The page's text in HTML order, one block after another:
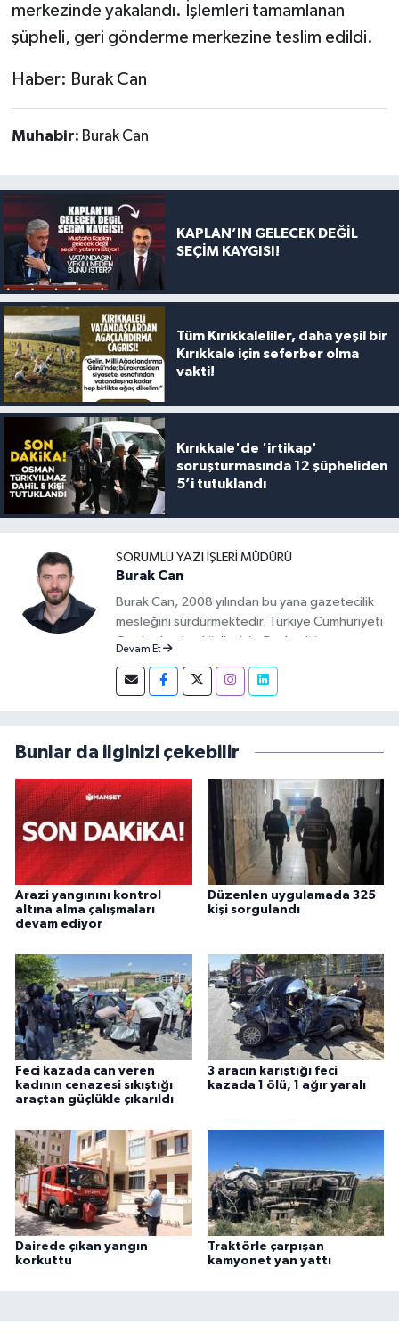
merkezinde yakalandı. İşlemleri tamamlanan
şüpheli, geri gönderme merkezine teslim edildi.
Haber: Burak Can
Muhabir: Burak Can
KAPLAN’IN GELECEK DEĞİL
SEÇİM KAYGISI!
Tüm Kırıkkaleliler, daha yeşil bir
Kırıkkale için seferber olma
vakti!
Kırıkkale'de 'irtikap'
soruşturmasında 12 şüpheliden
5’i tutuklandı
SORUMLU YAZI İŞLERI MÜDÜRÜ
Burak Can
Burak Can, 2008 yılından bu yana gazetecilik
mesleğini sürdürmektedir. Türkiye Cumhuriyeti
Cumhurbaşkanlığı İletişim Başkanlığı
2026 yılları arasında Demirören Haber Ajansı
(DHA) Kırıkkale Muhabiri olarak görev yapan
olarak sürdürmektedir.
Devam Et
Bunlar da ilginizi çekebilir
Arazi yangınını kontrol
altına alma çalışmaları
devam ediyor
Düzenlen uygulamada 325
kişi sorgulandı
Feci kazada can veren
kadının cenazesi sıkıştığı
araçtan güçlükle çıkarıldı
3 aracın karıştığı feci
kazada 1 ölü, 1 ağır yaralı
Dairede çıkan yangın
korkuttu
Traktörle çarpışan
kamyonet yan yattı